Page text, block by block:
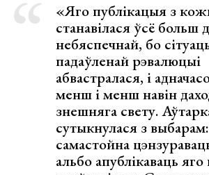
«Яго публікацыя з
станавілася ўсё больш
небяспечнай, бо
падаўленай рэвалюцыі
абвастралася, і
менш і менш навін
знешняга свету.
сутыкнулася з
самастойна
альбо апублікаваць яго